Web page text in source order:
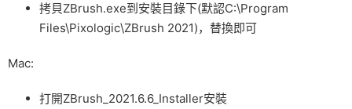
拷貝ZBrush.exe到安裝目錄下(默認C:\Program
Files\Pixologic\ZBrush 2021)，替換即可
Mac:
打開ZBrush_2021.6.6_Installer安裝